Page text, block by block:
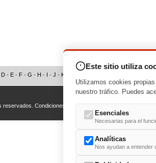
D - E - F - G - H - I - J - K
reservados. Condiciones de usoyPolítica de Privacidad
Este sitio utiliza
Utilizamos cookies
nuestro tráfico. Puedes
Esenciales
Necesarias para el
Analíticas
Nos ayudan a entender